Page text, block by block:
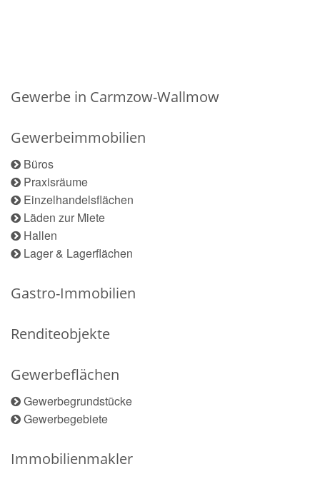
Gewerbe in Carmzow-Wallmow
Gewerbeimmobilien
Büros
Praxisräume
Einzelhandelsflächen
Läden zur Miete
Hallen
Lager & Lagerflächen
Gastro-Immobilien
Renditeobjekte
Gewerbeflächen
Gewerbegrundstücke
Gewerbegebiete
Immobilienmakler